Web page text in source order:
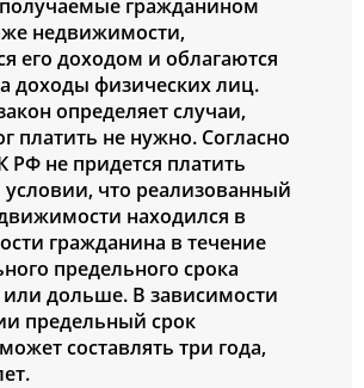
получаемые гражданином
недвижимости,
его доходом и облагаются
доходы физических лиц.
определяет случаи,
платить не нужно. Согласно
РФ не придется платить
что реализованный
находился в
гражданина в течение
предельного срока
или дольше. В зависимости
предельный срок
составлять три года,